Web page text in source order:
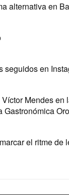
alternativa en
seguidos en
Mendes en
Gastronómica
el ritme de